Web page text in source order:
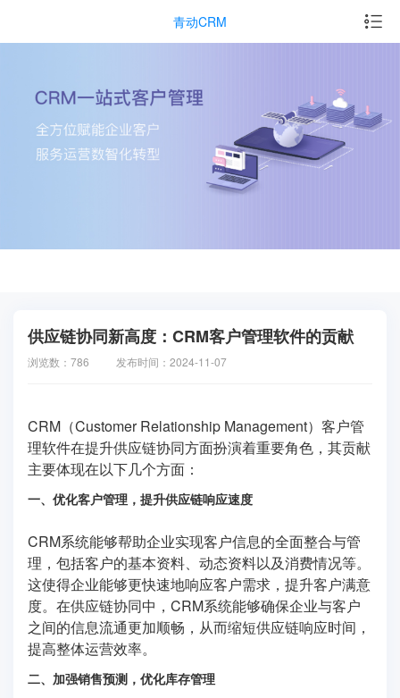
青动CRM
供应链协同新高度：CRM客户管理软件的贡献
浏览数：786 发布时间：2024-11-07
CRM（Customer Relationship Management）客户管
理软件在提升供应链协同方面扮演着重要角色，其贡献
主要体现在以下几个方面：
一、优化客户管理，提升供应链响应速度
CRM系统能够帮助企业实现客户信息的全面整合与管
理，包括客户的基本资料、动态资料以及消费情况等。
这使得企业能够更快速地响应客户需求，提升客户满意
度。在供应链协同中，CRM系统能够确保企业与客户
之间的信息流通更加顺畅，从而缩短供应链响应时间，
提高整体运营效率。
二、加强销售预测，优化库存管理